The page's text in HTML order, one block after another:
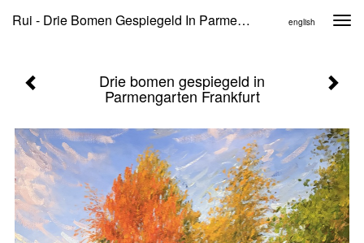
Rui - Drie Bomen Gespiegeld In Parmengarten Frankfurt english
Drie bomen gespiegeld in
Parmengarten Frankfurt